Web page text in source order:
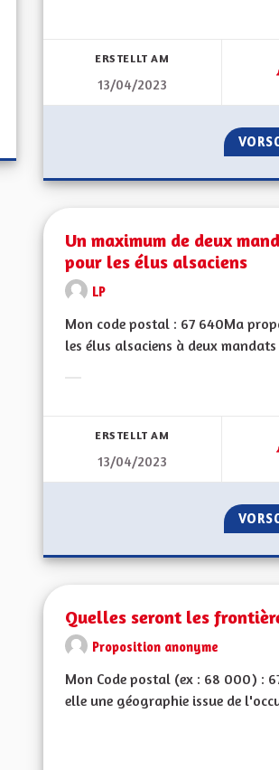
ERSTELLT AM
13/04/2023
Un maximum de deux
pour les élus alsaciens
LP
Mon code postal : 67 640Ma
les élus alsaciens à deux
ERSTELLT AM
13/04/2023
Quelles seront les
Proposition anonyme
Mon Code postal (ex : 68 000) :
elle une géographie issue de